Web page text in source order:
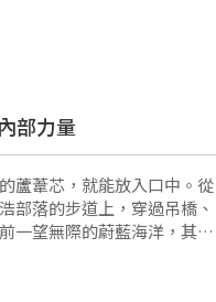
部力量
蘆葦芯，就能放入口中。從
部落的步道上，穿過吊橋、
一望無際的蔚藍海洋，其實